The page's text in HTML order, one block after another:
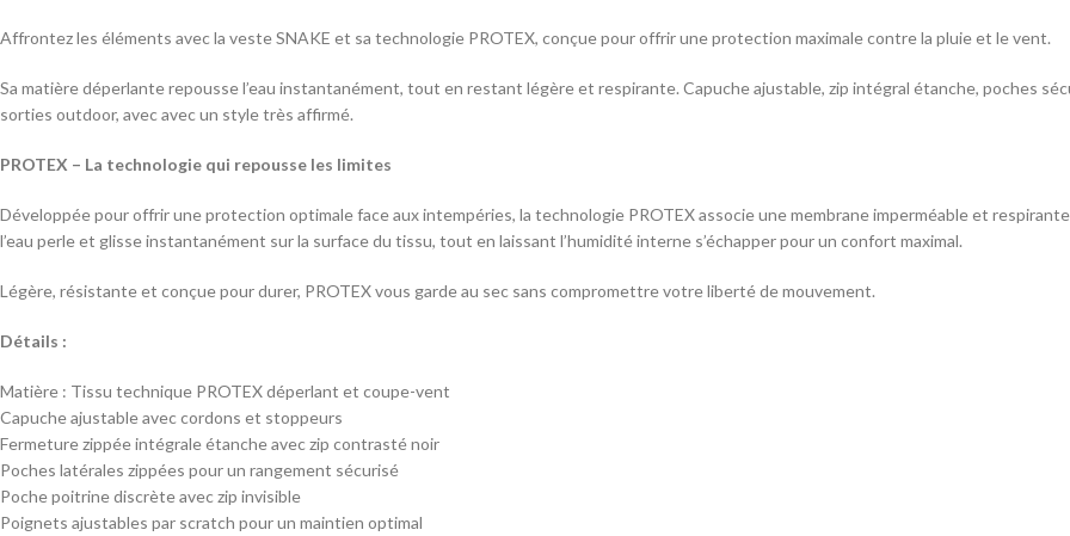
Affrontez les éléments avec la veste SNAKE et sa technologie PROTEX, conçue pour offrir une protection maximale contre la pluie et le vent.
Sa matière déperlante repousse l’eau instantanément, tout en restant légère et respirante. Capuche ajustable, zip intégral étanche, poches
sorties outdoor, avec avec un style très affirmé.
PROTEX – La technologie qui repousse les limites
Développée pour offrir une protection optimale face aux intempéries, la technologie PROTEX associe une membrane imperméable et
l’eau perle et glisse instantanément sur la surface du tissu, tout en laissant l’humidité interne s’échapper pour un confort maximal.
Légère, résistante et conçue pour durer, PROTEX vous garde au sec sans compromettre votre liberté de mouvement.
Détails :
Matière : Tissu technique PROTEX déperlant et coupe-vent
Capuche ajustable avec cordons et stoppeurs
Fermeture zippée intégrale étanche avec zip contrasté noir
Poches latérales zippées pour un rangement sécurisé
Poche poitrine discrète avec zip invisible
Poignets ajustables par scratch pour un maintien optimal